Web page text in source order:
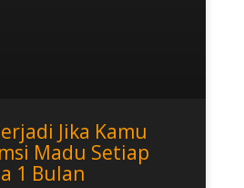
Jika Kamu
Madu Setiap
1 Bulan